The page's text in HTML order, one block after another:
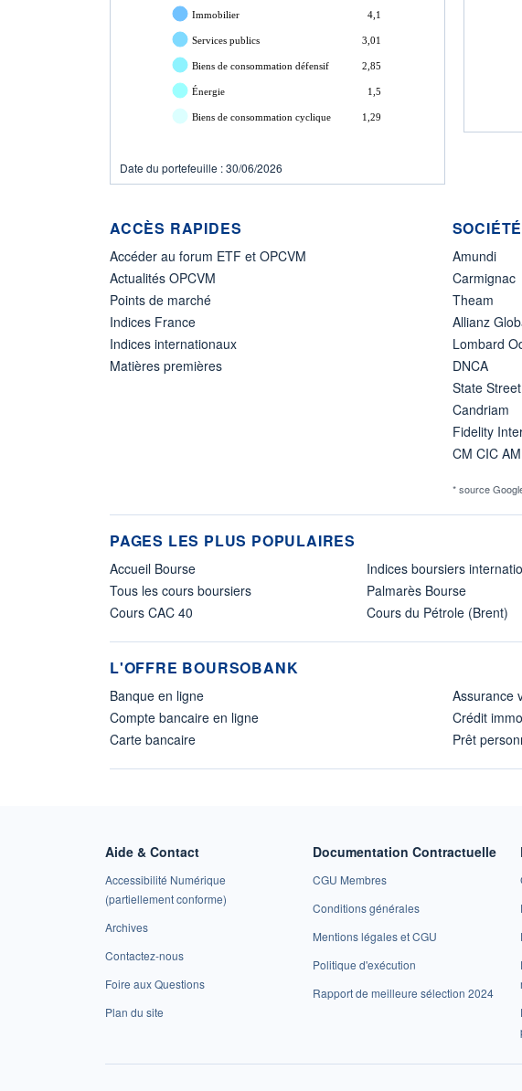
Immobilier 4,1
Services publics 3,01
Biens de consommation défensif 2,85
Énergie 1,5
Biens de consommation cyclique 1,29
Date du portefeuille : 30/06/2026
ACCÈS RAPIDES
Accéder au forum ETF et OPCVM
Actualités OPCVM
Points de marché
Indices France
Indices internationaux
Matières premières
Amundi
Carmignac
Theam
Allianz
Lombard
DNCA
State
Candriam
Fidelity
CM CIC AM
* source
PAGES LES PLUS POPULAIRES
Accueil Bourse
Tous les cours boursiers
Cours CAC 40
Indices boursiers
Palmarès Bourse
Cours du Pétrole (Brent)
L'OFFRE BOURSOBANK
Banque en ligne
Compte bancaire en ligne
Carte bancaire
Assurance
Crédit
Prêt
Aide & Contact
Accessibilité Numérique
(partiellement conforme)
Archives
Contactez-nous
Foire aux Questions
Plan du site
Documentation Contractuelle
CGU Membres
Conditions générales
Mentions légales et CGU
Politique d'exécution
Rapport de meilleure sélection 2024